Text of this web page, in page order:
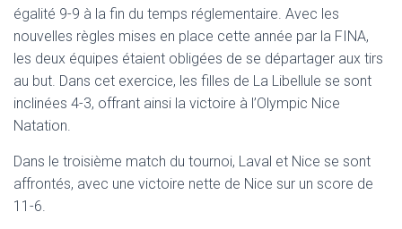
égalité 9-9 à la fin du temps réglementaire. Avec les
nouvelles règles mises en place cette année par la FINA,
les deux équipes étaient obligées de se départager aux tirs
au but. Dans cet exercice, les filles de La Libellule se sont
inclinées 4-3, offrant ainsi la victoire à l’Olympic Nice
Natation.
Dans le troisième match du tournoi, Laval et Nice se sont
affrontés, avec une victoire nette de Nice sur un score de
11-6.